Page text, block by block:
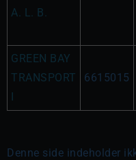
A. L. B.
GREEN BAY
TRANSPORT
I
6615015
Denne side indeholder